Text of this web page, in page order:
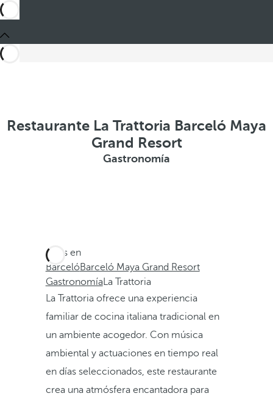
Restaurante La Trattoria Barceló Maya
Grand Resort
Gastronomía
Estás en
BarcelóBarceló Maya Grand Resort
GastronomíaLa Trattoria
La Trattoria ofrece una experiencia
familiar de cocina italiana tradicional en
un ambiente acogedor. Con música
ambiental y actuaciones en tiempo real
en días seleccionados, este restaurante
crea una atmósfera encantadora para